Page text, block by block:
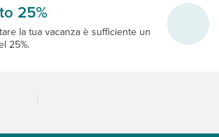
25%
la tua vacanza è sufficiente un
25%.